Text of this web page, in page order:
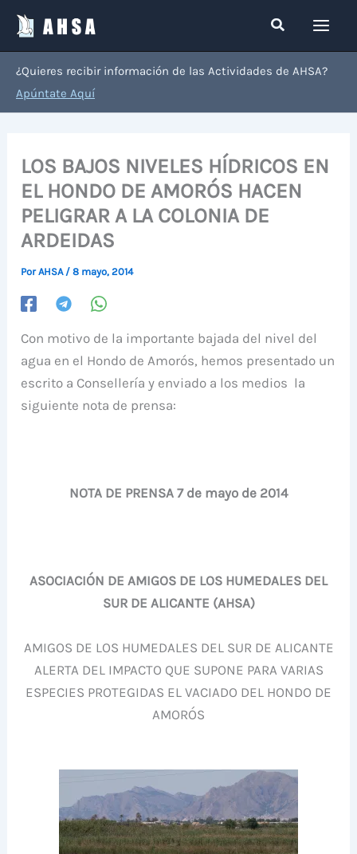
contenido
Buscar
¿Quieres recibir información de las Actividades de AHSA?
Apúntate Aquí
LOS BAJOS NIVELES HÍDRICOS EN
EL HONDO DE AMORÓS HACEN
PELIGRAR A LA COLONIA DE
ARDEIDAS
PorAHSA /8 mayo, 2014
Con motivo de la importante bajada del nivel del
agua en el Hondo de Amorós, hemos presentado un
escrito a Consellería y enviado a los medios la
siguiente nota de prensa:
NOTA DE PRENSA 7 de mayo de 2014
ASOCIACIÓN DE AMIGOS DE LOS HUMEDALES DEL
SUR DE ALICANTE (AHSA)
AMIGOS DE LOS HUMEDALES DEL SUR DE ALICANTE
ALERTA DEL IMPACTO QUE SUPONE PARA VARIAS
ESPECIES PROTEGIDAS EL VACIADO DEL HONDO DE
AMORÓS